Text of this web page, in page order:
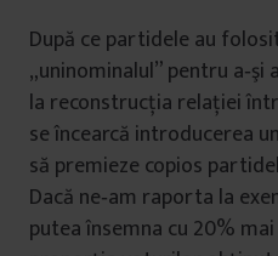
După ce partidele au
„uninominalul” pentru
la reconstrucţia relaţiei
se încearcă introducerea
să premieze copios
Dacă ne‑am raporta la
putea însemna cu 20%